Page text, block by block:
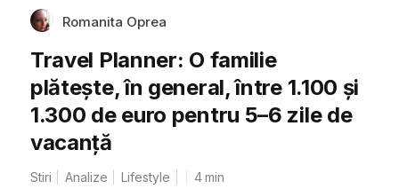
Romanita Oprea
Travel Planner: O familie
plătește, în general, între 1.100 și
1.300 de euro pentru 5–6 zile de
vacanță
Stiri Analize Lifestyle 4min